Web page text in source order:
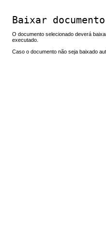
Baixar documento
O documento selecionado deverá
executado.
Caso o documento não seja baixado